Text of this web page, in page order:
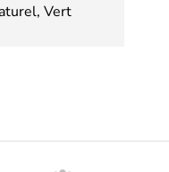
Vert